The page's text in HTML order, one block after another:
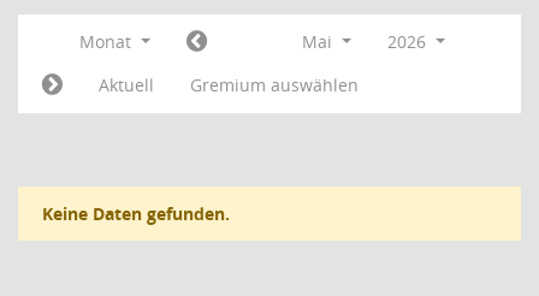
Monat Mai
2026
Aktuell
Gremium auswählen
Keine Daten gefunden.